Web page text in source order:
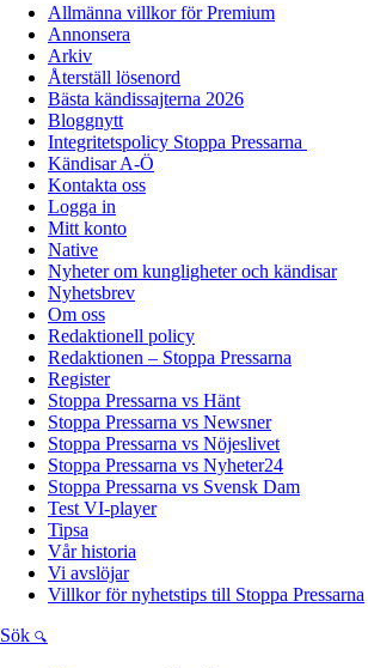
Allmänna villkor för Premium
Annonsera
Arkiv
Återställ lösenord
Bästa kändissajterna 2026
Bloggnytt
Integritetspolicy Stoppa Pressarna
Kändisar A-Ö
Kontakta oss
Logga in
Mitt konto
Native
Nyheter om kungligheter och kändisar
Nyhetsbrev
Om oss
Redaktionell policy
Redaktionen – Stoppa Pressarna
Register
Stoppa Pressarna vs Hänt
Stoppa Pressarna vs Newsner
Stoppa Pressarna vs Nöjeslivet
Stoppa Pressarna vs Nyheter24
Stoppa Pressarna vs Svensk Dam
Test VI-player
Tipsa
Vår historia
Vi avslöjar
Villkor för nyhetstips till Stoppa Pressarna
Sök